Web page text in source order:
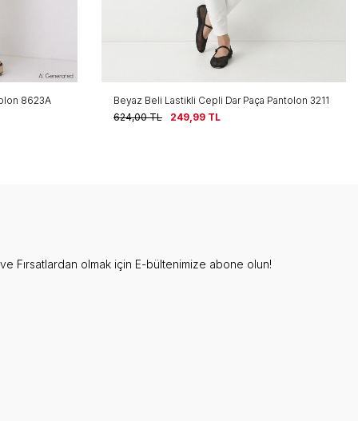
8623A
Beyaz Beli Lastikli Cepli Dar Paça Pantolon 3211
624,00TL 249,99 TL
Fırsatlardan olmak için E-bültenimize abone olun!